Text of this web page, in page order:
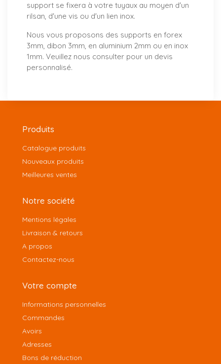
support se fixera à votre tuyaux au moyen d'un
rilsan, d'une vis ou d'un lien inox.
Nous vous proposons des supports en forex
3mm, dibon 3mm, en aluminium 2mm ou en inox
1mm. Veuillez nous consulter pour un devis
personnalisé.
Produits
Catalogue produits
Nouveaux produits
Meilleures ventes
Notre société
Mentions légales
Livraison & retours
A propos
Contactez-nous
Votre compte
Informations personnelles
Commandes
Avoirs
Adresses
Bons de réduction